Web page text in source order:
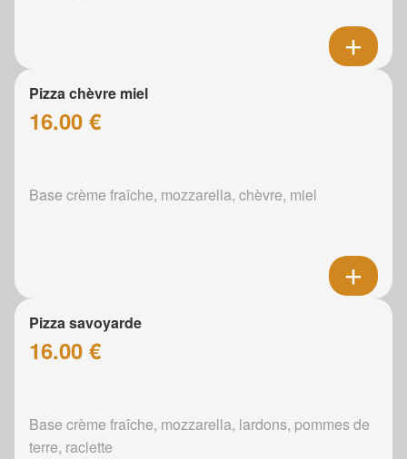
Pizza chèvre miel
16.00 €
Base crème fraîche, mozzarella, chèvre, miel
Pizza savoyarde
16.00 €
Base crème fraîche, mozzarella, lardons, pommes de
terre, raclette